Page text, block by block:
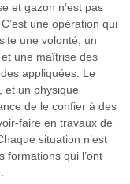
et gazon n’est pas
une opération qui
une volonté, un
une maîtrise des
appliquées. Le
et un physique
de le confier à des
faire en travaux de
situation n’est
formations qui l’ont